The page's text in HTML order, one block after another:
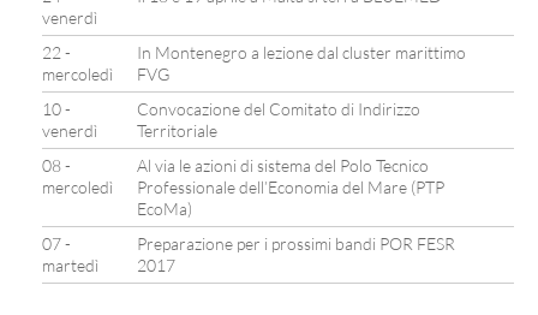
venerdì
22 -
mercoledì
In Montenegro a lezione dal cluster marittimo
FVG
10 -
venerdì
Convocazione del Comitato di Indirizzo
Territoriale
08 -
mercoledì
Al via le azioni di sistema del Polo Tecnico
Professionale dell’Economia del Mare (PTP
EcoMa)
07 -
martedì
Preparazione per i prossimi bandi POR FESR
2017